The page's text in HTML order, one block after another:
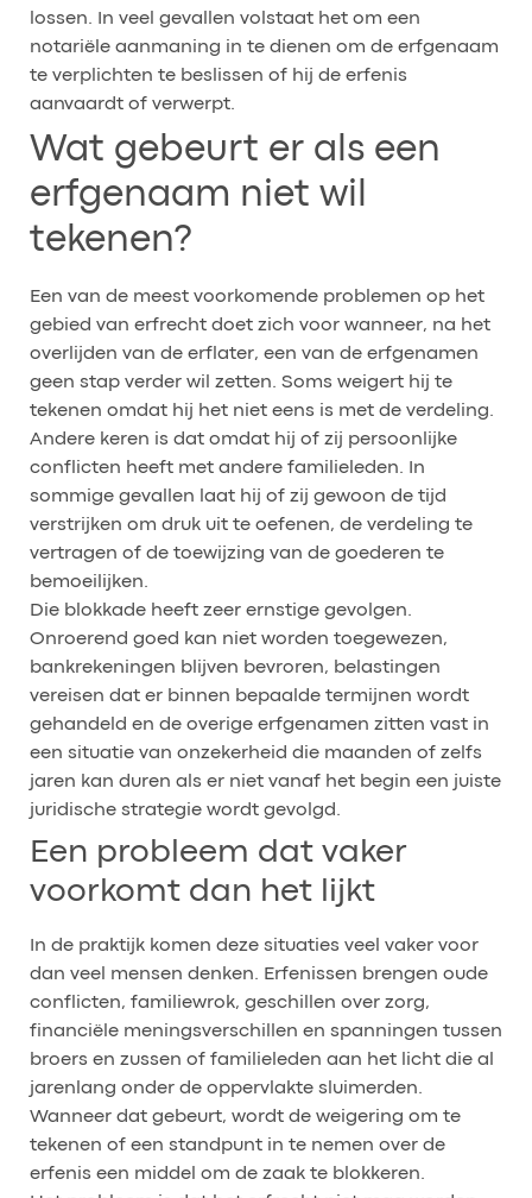
lossen. In veel gevallen volstaat het om een
notariële aanmaning in te dienen om de erfgenaam
te verplichten te beslissen of hij de erfenis
aanvaardt of verwerpt.
Wat gebeurt er als een
erfgenaam niet wil
tekenen?
Een van de meest voorkomende problemen op het
gebied van erfrecht doet zich voor wanneer, na het
overlijden van de erflater, een van de erfgenamen
geen stap verder wil zetten. Soms weigert hij te
tekenen omdat hij het niet eens is met de verdeling.
Andere keren is dat omdat hij of zij persoonlijke
conflicten heeft met andere familieleden. In
sommige gevallen laat hij of zij gewoon de tijd
verstrijken om druk uit te oefenen, de verdeling te
vertragen of de toewijzing van de goederen te
bemoeilijken.
Die blokkade heeft zeer ernstige gevolgen.
Onroerend goed kan niet worden toegewezen,
bankrekeningen blijven bevroren, belastingen
vereisen dat er binnen bepaalde termijnen wordt
gehandeld en de overige erfgenamen zitten vast in
een situatie van onzekerheid die maanden of zelfs
jaren kan duren als er niet vanaf het begin een juiste
juridische strategie wordt gevolgd.
Een probleem dat vaker
voorkomt dan het lijkt
In de praktijk komen deze situaties veel vaker voor
dan veel mensen denken. Erfenissen brengen oude
conflicten, familiewrok, geschillen over zorg,
financiële meningsverschillen en spanningen tussen
broers en zussen of familieleden aan het licht die al
jarenlang onder de oppervlakte sluimerden.
Wanneer dat gebeurt, wordt de weigering om te
tekenen of een standpunt in te nemen over de
erfenis een middel om de zaak te blokkeren.